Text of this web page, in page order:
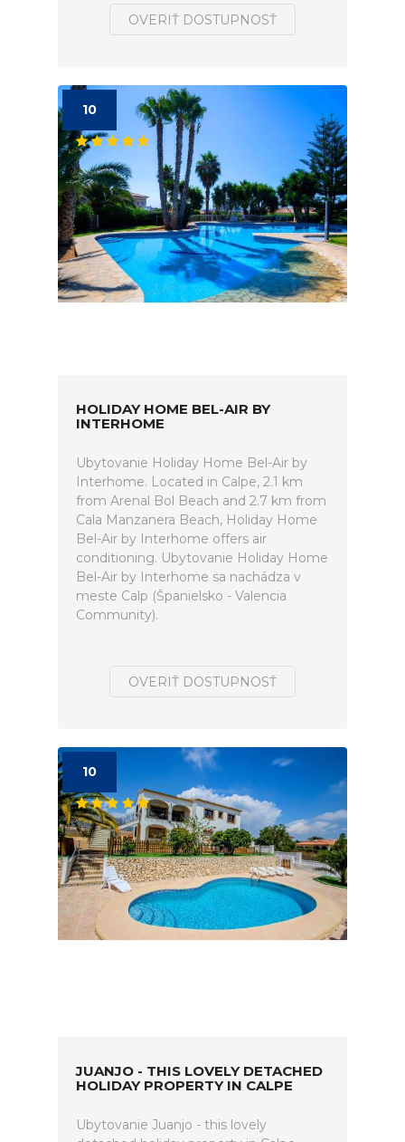
OVERIŤ DOSTUPNOSŤ
10
HOLIDAY HOME BEL-AIR BY
INTERHOME
Ubytovanie Holiday Home Bel-Air by
Interhome. Located in Calpe, 2.1 km
from Arenal Bol Beach and 2.7 km from
Cala Manzanera Beach, Holiday Home
Bel-Air by Interhome offers air
conditioning. Ubytovanie Holiday Home
Bel-Air by Interhome sa nachádza v
meste Calp (Španielsko - Valencia
Community).
OVERIŤ DOSTUPNOSŤ
10
JUANJO - THIS LOVELY DETACHED
HOLIDAY PROPERTY IN CALPE
Ubytovanie Juanjo - this lovely